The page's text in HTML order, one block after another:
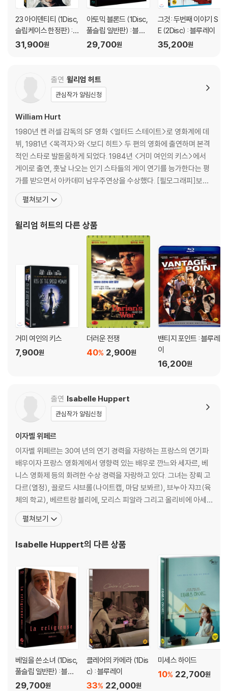
※ 디스크 외관 불량
디스크에 미세한 잔 흠집이 남아있거나 인쇄 면이 깨끗하지 않은 경우가
있으며, 상품의 불량이 아닙니다. 단, 재생에 이상이 있는 경우에는 불량으
※ 교환/반품 안내
1) 불량으로 인한 교환/반품 요청 시에는 불량 확인을 위해 개봉 시의 동영
상을 요청할 수 있으며, 동영상이 없는 경우 교환/반품이 제한될 수 있습니
다.
관련 사진과 동영상 및 재생 기기 모델명을 첨부하여 첨부하여 고객센터에
문의 바랍니다.
2) 사양 오인지, 오 구매, 변심 사유로의 반품은 제품 개봉 전에만 운임비
부담 후 처리 가능합니다.
3) 스틸북 한정판, 초회 한정판의 경우 제작 수량이 한정되어 있고, 택배
택을 부탁드립니다.
진행이 가능합니다. 택배 이동 중 파손이 발생하지 않도록 완충 포장을 부
23 아이덴티티 (1Disc,
슬립케이스 한정판) :
블루레이
31,900원
아토믹 블론드 (1Disc,
풀슬립 일반판) : 블루
레이
29,700원
그것: 두번째 이야기 S
E (2Disc) : 블루레이
35,200원
출연 윌리엄 허트
관심작가 알림신청
William Hurt
1980년 켄 러셀 감독의 SF 영화 <얼터드 스테이트>로 영화계에 데
뷔, 1981년 <목격자>와 <보디 히트> 두 편의 영화에 출연하며 본격
적인 스타로 발돋움하게 되었다. 1984년 <거미 여인의 키스>에서
게이로 출연, 훗날 나오는 인기 스타들의 게이 연기를 능가한다는 평
가를 받으면서 아카데미 남우주연상을 수상했다. [필모그래피]보디
히트(1981)|주연배우 작은 신의 아이들(1986)|주연배우 브로드캐
스트 뉴스(1987)|주연배우 데스티니 (1988)(1988)|주연배우 이
우 스모크(1995)|주연
펼쳐보기
윌리엄 허트의 다른 상품
거미 여인의 키스
7,900원
더러운 전쟁
2,900원
40%
밴티지 포인트 : 블루레
이
16,200원
출연 Isabelle Huppert
관심작가 알림신청
이자벨 위페르
이자벨 위페르는 30여 년의 연기 경력을 자랑하는 프랑스의 연기파
배우이자 프랑스 영화계에서 영향력 있는 배우로 깐느와 세자르, 베
니스 영화제 등의 화려한 수상 경력을 자랑하고 있다. 그녀는 장뤽 고
다르(열정), 끌로드 샤브롤(나이트캡, 마담 보봐르), 브누아 쟈끄(육
체의 학교), 베르트랑 블리에, 모리스 피알라 그리고 올리비에 아세
이에(데스트니) 등 프랑스 거장들의 영화에 출연해 왔다. 출연작품의
폭도 넓은데, 순결한 처녀에서 농염한 팜므 파탈까지 다양한 배역을
름>으로 데뷔하였고 끌로드 고레타 감독의 <
펼쳐보기
Isabelle Huppert의 다른 상품
베일을 쓴 소녀 (1Disc,
풀슬립 일반판) : 블루
레이
29,700원
클레어의 카메라 (1Dis
c) : 블루레이
22,000원
33%
미세스 하이드
22,700원
10%